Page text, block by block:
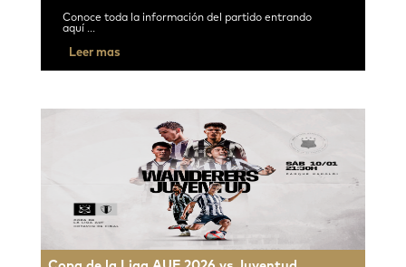
Conoce toda la información del partido entrando
aquí ...
Leer mas